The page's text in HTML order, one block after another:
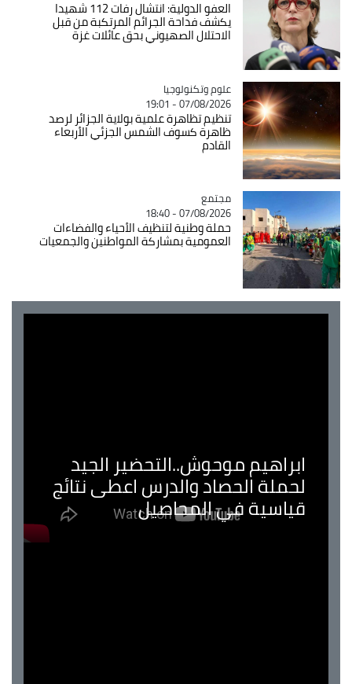
العفو الدولية: انتشال رفات 112 شهيدا
يكشف فداحة الجرائم المرتكبة من قبل
الاحتلال الصهيوني بحق عائلات غزة
Catégorie
علوم وتكنولوجيا
07/08/2026 - 19:01
تنظيم تظاهرة علمية بولاية الجزائر لرصد
ظاهرة كسوف الشمس الجزئي الأربعاء
القادم
Catégorie
مجتمع
07/08/2026 - 18:40
حملة وطنية لتنظيف الأحياء والفضاءات
العمومية بمشاركة المواطنين والجمعيات
ابراهيم موحوش..التحضير الجيد
لحملة الحصاد والدرس اعطى نتائج
قياسية في المحاصيل